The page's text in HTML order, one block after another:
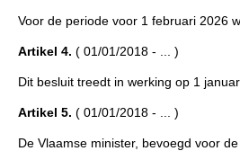
Voor de periode voor 1 februari 2026
Artikel 4. ( 01/01/2018 - ... )
Dit besluit treedt in werking op 1
Artikel 5. ( 01/01/2018 - ... )
De Vlaamse minister, bevoegd voor